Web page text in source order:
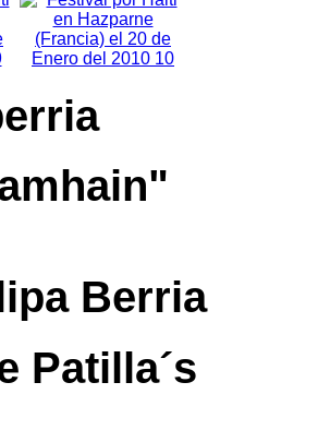
Berria
Patilla´s